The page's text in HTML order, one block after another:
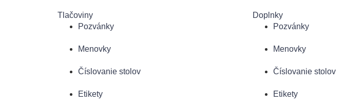
Tlačoviny
Pozvánky
Menovky
Číslovanie stolov
Etikety
Doplnky
Pozvánky
Menovky
Číslovanie stolov
Etikety